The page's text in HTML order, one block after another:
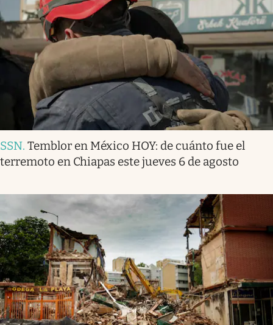
SSN. Temblor en México HOY: de cuánto fue el
terremoto en Chiapas este jueves 6 de agosto